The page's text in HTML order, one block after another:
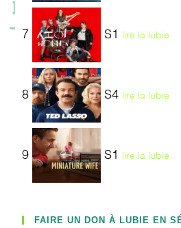
7 S1 lire la lubie
8 S4 lire la lubie
9 S1 lire la lubie
FAIRE UN DON À LUBIE EN